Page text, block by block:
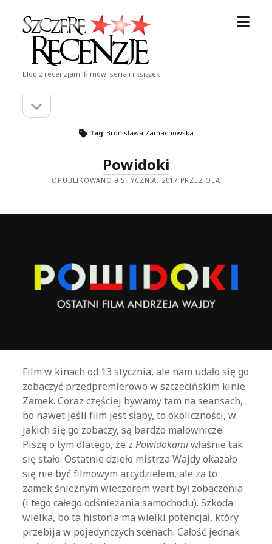
Szczere
Recenzje
blog z recenzjami filmów, seriali i książek
Pasekpasek
Tag: Bronisława Zamachowska
Powidoki
OPUBLIKOWANO 9 STYCZNIA, 2017 PRZEZ OLA
Film w kinach od 13 stycznia, ale nam udało się go
zobaczyć przedpremierowo w szczecińskim kinie
Zamek. Coraz częściej bywamy tam na seansach,
bo nawet jeśli film jest słaby, to okoliczności, w
jakich się go zobaczy, są bardzo malownicze.
Piszę o tym dlatego, że zPowidokamiwłaśnie tak
się stało. Ostatnie dzieło mistrza Wajdy okazało
się nie być filmowym arcydziełem, ale za to
zamek śnieżnym wieczorem wart był zobaczenia
(i tego całego odśnieżania samochodu). Szkoda
wielka, bo ta historia ma wielki potencjał, który
przebija w pojedynczych scenach. Całość jednak